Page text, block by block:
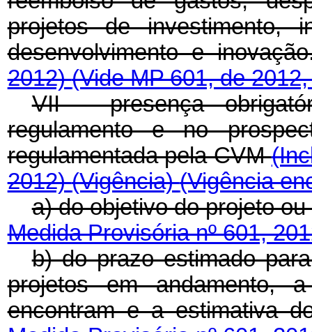
projetos de investimento,
desenvolvimento e
2012)(Vide MP 601, de
VII - presença
regulamento e no
regulamentada pela CVM
2012)(Vigência)(Vigência
a) do objetivo do projeto
Medida Provisória nº 601,
b) do prazo estimado
projetos em andamento,
encontram e a estimativa